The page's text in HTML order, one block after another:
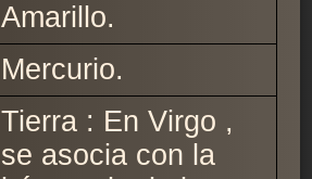
Amarillo.
Mercurio.
Tierra : En Virgo ,
se asocia con la